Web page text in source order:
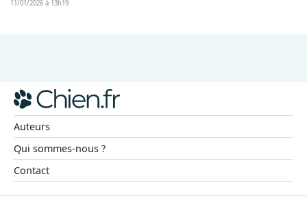
11/01/2026 à 13h19
Auteurs
Qui sommes-nous ?
Contact